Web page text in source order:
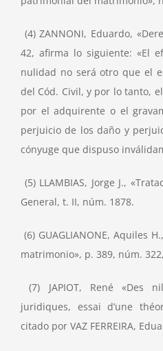
(4) ZANNONI, Eduardo,
42, afirma lo siguiente: «El
nulidad no será otro que el
del Cód. Civil, y por lo tanto,
por el adquirente o el
perjuicio de los daño y
cónyuge que dispuso
(5) LLAMBIAS, Jorge J.,
General, t. II, núm. 1878.
(6) GUAGLIANONE, Aquiles
matrimonio», p. 389, núm.
(7) JAPIOT, René «Des
juridiques, essai d’une
citado por VAZ FERREIRA,